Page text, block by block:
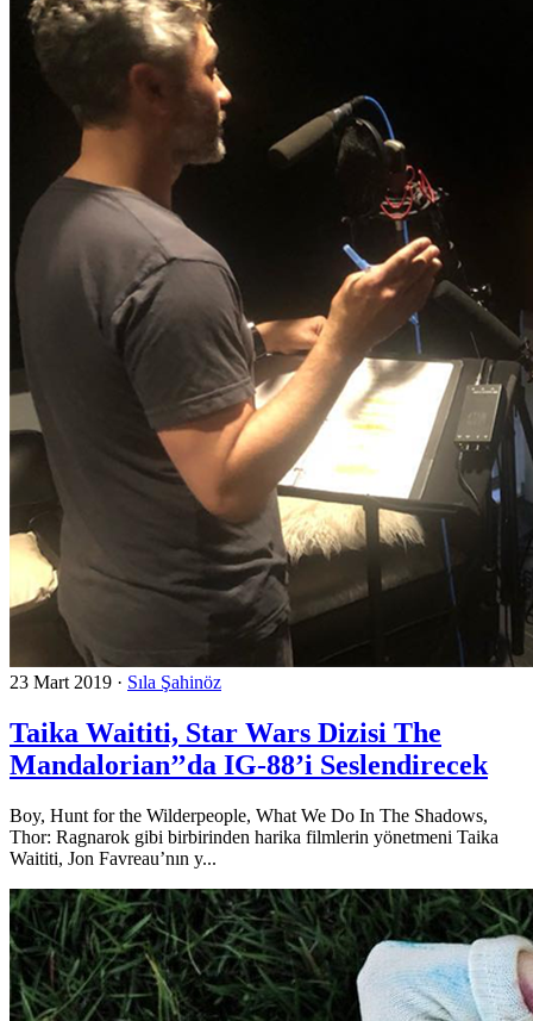
23 Mart 2019 · Sıla Şahinöz
Taika Waititi, Star Wars Dizisi The
Mandalorian’’da IG-88’i Seslendirecek
Boy, Hunt for the Wilderpeople, What We Do In The Shadows,
Thor: Ragnarok gibi birbirinden harika filmlerin yönetmeni Taika
Waititi, Jon Favreau’nın y...